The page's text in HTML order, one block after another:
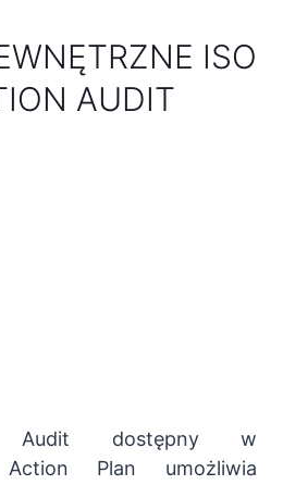
ISO
AUDIT
Audit dostępny w
Action Plan umożliwia